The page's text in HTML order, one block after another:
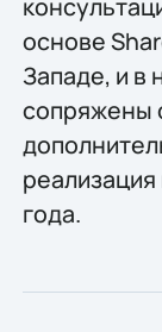
основе
Западе, и в
сопряжены
года.